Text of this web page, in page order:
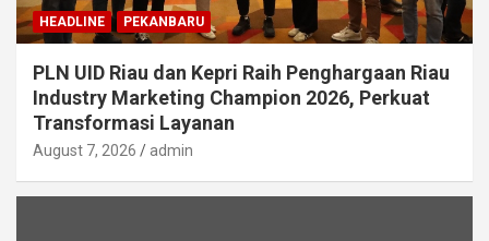
HEADLINE PEKANBARU
PLN UID Riau dan Kepri Raih Penghargaan Riau
Industry Marketing Champion 2026, Perkuat
Transformasi Layanan
August 7, 2026 admin